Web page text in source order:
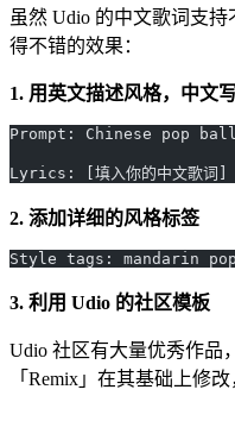
虽然 Udio 的中文歌词支
得不错的效果：
1. 用英文描述风格，中文
Prompt: Chinese pop
Lyrics: [填入你的中文歌词]
2. 添加详细的风格标签
Style tags: mandarin
3. 利用 Udio 的社区模板
Udio 社区有大量优秀作品
「Remix」在其基础上修